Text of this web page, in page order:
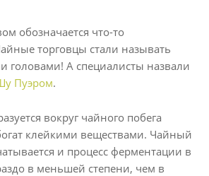
обозначается что-то
торговцы стали называть
головами! А специалисты назвали
Пуэром.
вокруг чайного побега
клейкими веществами. Чайный
и процесс ферментации в
в меньшей степени, чем в